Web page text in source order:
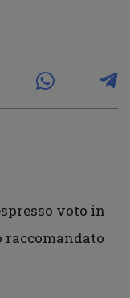
voto in
raccomandato